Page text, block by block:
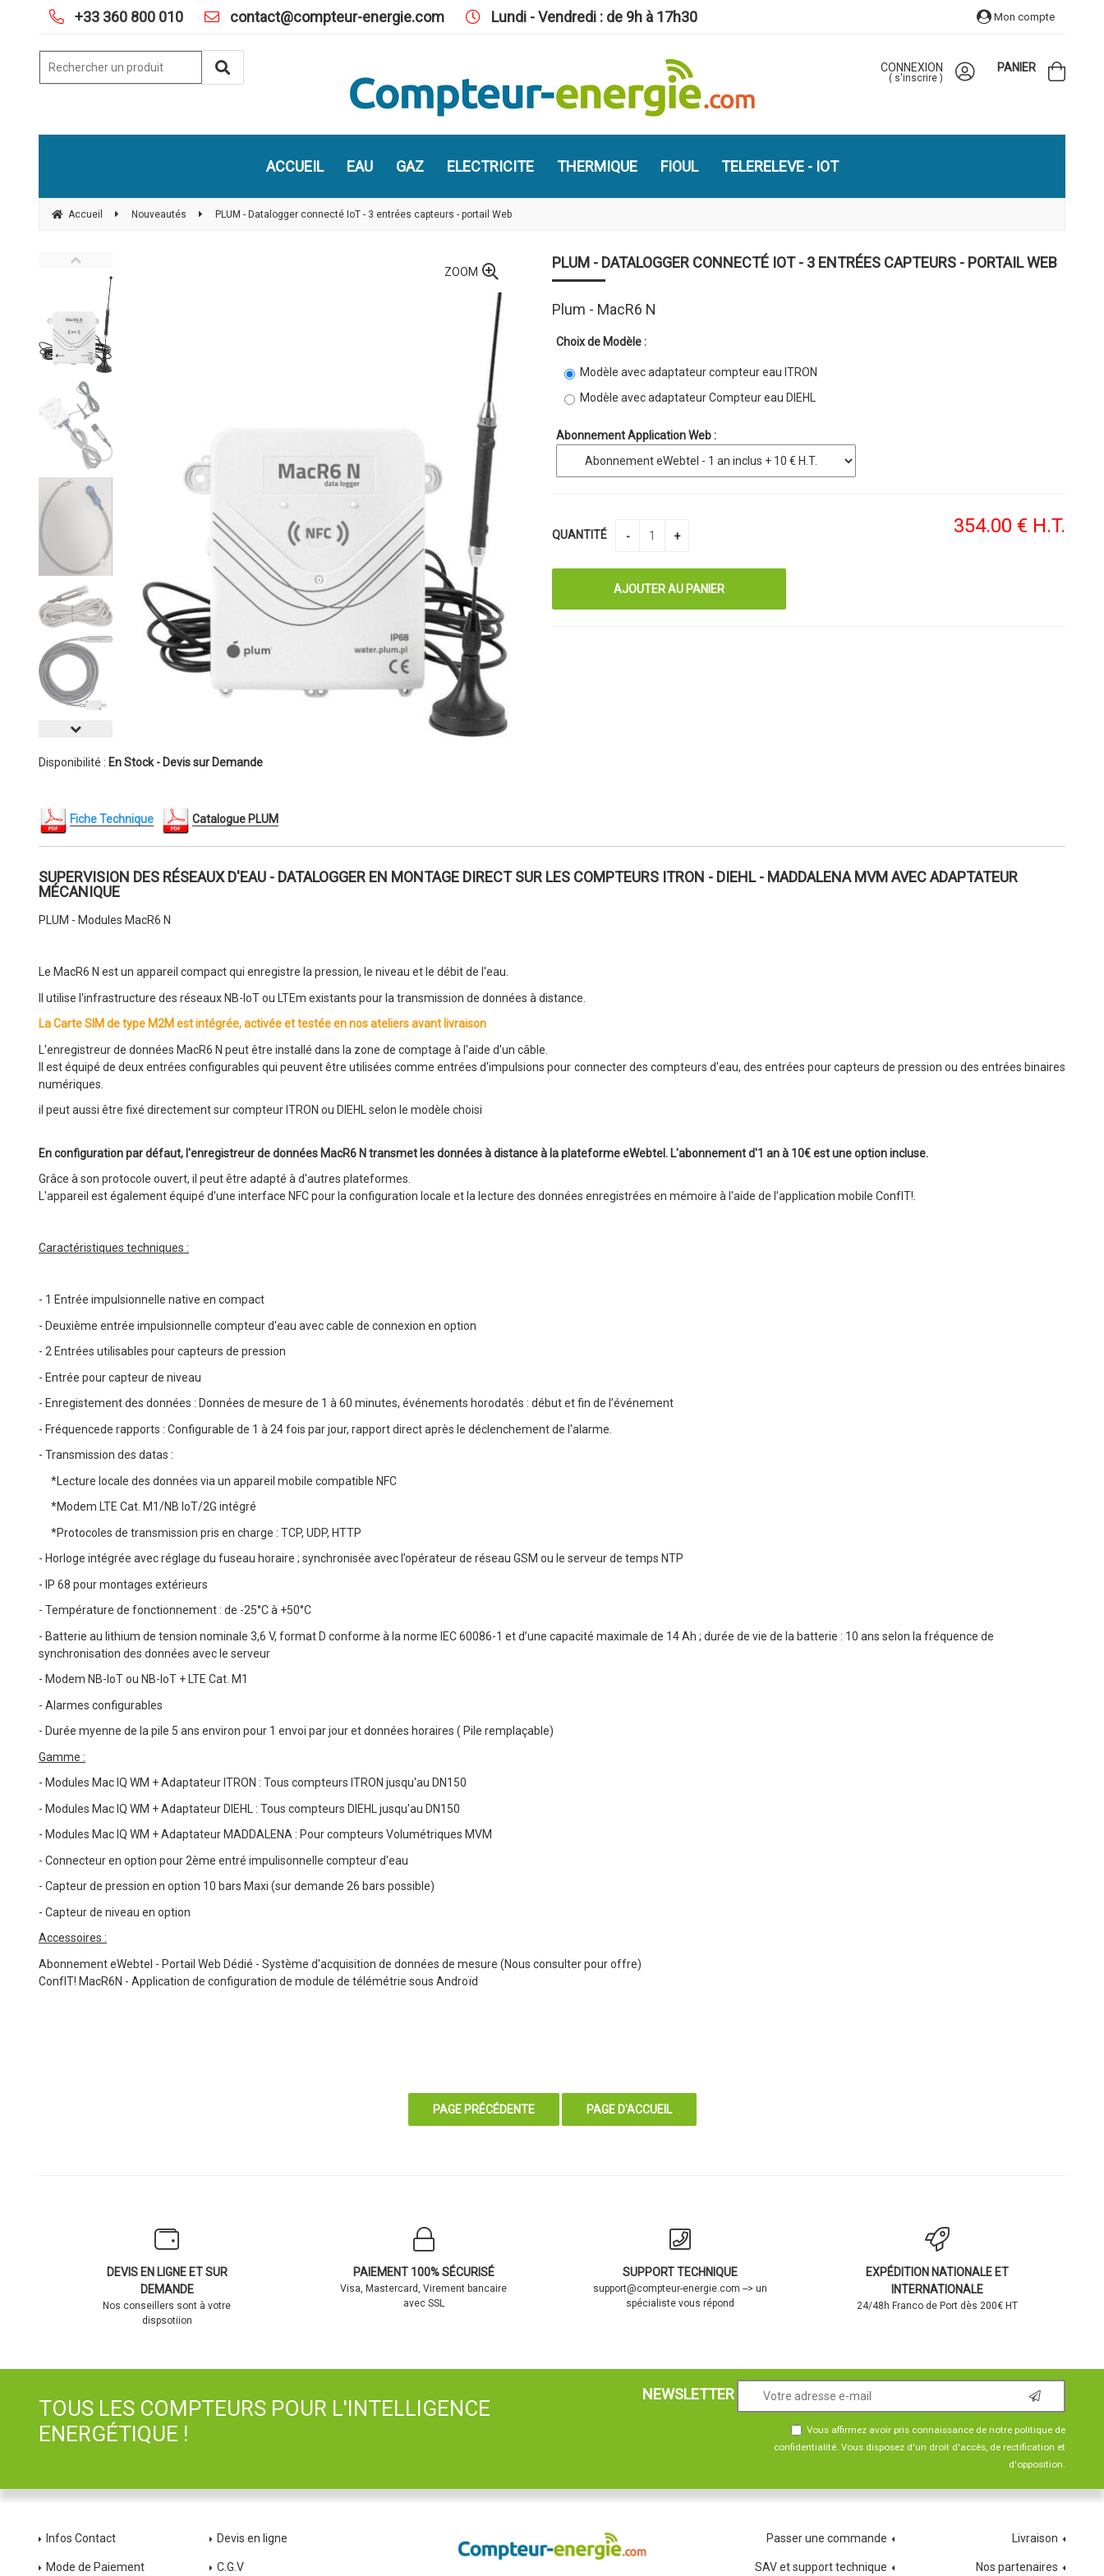
CONNEXION
( s'inscrire )
PANIER
ACCUEIL EAU GAZ ELECTRICITE THERMIQUE FIOUL TELERELEVE - IOT
Accueil Nouveautés PLUM - Datalogger connecté IoT - 3 entrées capteurs - portail Web
ZOOM
PLUM - DATALOGGER CONNECTÉ IOT - 3 ENTRÉES CAPTEURS - PORTAIL WEB
Plum - MacR6 N
Choix de Modèle :
Modèle avec adaptateur compteur eau ITRON
Modèle avec adaptateur Compteur eau DIEHL
Abonnement Application Web :
354.00 € H.T.
QUANTITÉ
Disponibilité : En Stock - Devis sur Demande
Fiche Technique Catalogue PLUM
SUPERVISION DES RÉSEAUX D'EAU - DATALOGGER EN MONTAGE DIRECT SUR LES COMPTEURS ITRON - DIEHL - MADDALENA MVM AVEC ADAPTATEUR
MÉCANIQUE
PLUM - Modules MacR6 N
Le MacR6 N est un appareil compact qui enregistre la pression, le niveau et le débit de l'eau.
Il utilise l'infrastructure des réseaux NB-IoT ou LTEm existants pour la transmission de données à distance.
La Carte SIM de type M2M est intégrée, activée et testée en nos ateliers avant livraison
L'enregistreur de données MacR6 N peut être installé dans la zone de comptage à l'aide d'un câble.
Il est équipé de deux entrées configurables qui peuvent être utilisées comme entrées d'impulsions pour connecter des compteurs d'eau, des entrées pour capteurs de pression ou des entrées binaires
numériques.
il peut aussi être fixé directement sur compteur ITRON ou DIEHL selon le modèle choisi
En configuration par défaut, l'enregistreur de données MacR6 N transmet les données à distance à la plateforme eWebtel. L'abonnement d'1 an à 10€ est une option incluse.
Grâce à son protocole ouvert, il peut être adapté à d'autres plateformes.
L'appareil est également équipé d'une interface NFC pour la configuration locale et la lecture des données enregistrées en mémoire à l'aide de l'application mobile ConfIT!.
Caractéristiques techniques :
- 1 Entrée impulsionnelle native en compact
- Deuxième entrée impulsionnelle compteur d'eau avec cable de connexion en option
- 2 Entrées utilisables pour capteurs de pression
- Entrée pour capteur de niveau
- Enregistement des données : Données de mesure de 1 à 60 minutes, événements horodatés : début et fin de l’événement
- Fréquencede rapports : Configurable de 1 à 24 fois par jour, rapport direct après le déclenchement de l'alarme.
- Transmission des datas :
*Lecture locale des données via un appareil mobile compatible NFC
*Modem LTE Cat. M1/NB IoT/2G intégré
*Protocoles de transmission pris en charge : TCP, UDP, HTTP
- Horloge intégrée avec réglage du fuseau horaire ; synchronisée avec l’opérateur de réseau GSM ou le serveur de temps NTP
- IP 68 pour montages extérieurs
- Température de fonctionnement : de -25°C à +50°C
- Batterie au lithium de tension nominale 3,6 V, format D conforme à la norme IEC 60086-1 et d’une capacité maximale de 14 Ah ; durée de vie de la batterie : 10 ans selon la fréquence de
synchronisation des données avec le serveur
- Modem NB-IoT ou NB-IoT + LTE Cat. M1
- Alarmes configurables
- Durée myenne de la pile 5 ans environ pour 1 envoi par jour et données horaires ( Pile remplaçable)
Gamme :
- Modules Mac IQ WM + Adaptateur ITRON : Tous compteurs ITRON jusqu'au DN150
- Modules Mac IQ WM + Adaptateur DIEHL : Tous compteurs DIEHL jusqu'au DN150
- Modules Mac IQ WM + Adaptateur MADDALENA : Pour compteurs Volumétriques MVM
- Connecteur en option pour 2ème entré impulisonnelle compteur d'eau
- Capteur de pression en option 10 bars Maxi (sur demande 26 bars possible)
- Capteur de niveau en option
Accessoires :
Abonnement eWebtel - Portail Web Dédié - Système d'acquisition de données de mesure (Nous consulter pour offre)
ConfIT! MacR6N - Application de configuration de module de télémétrie sous Androïd
+33 360 800 010 contact@compteur-energie.com Lundi - Vendredi : de 9h à 17h30 Mon compte
DEVIS EN LIGNE ET SUR
DEMANDE
Nos conseillers sont à votre
dispsotiion
PAIEMENT 100% SÉCURISÉ
Visa, Mastercard, Virement bancaire
avec SSL
SUPPORT TECHNIQUE
support@compteur-energie.com --> un
spécialiste vous répond
EXPÉDITION NATIONALE ET
INTERNATIONALE
24/48h Franco de Port dès 200€ HT
TOUS LES COMPTEURS POUR L'INTELLIGENCE
ENERGÉTIQUE !
NEWSLETTER
Vous affirmez avoir pris connaissance de notre politique de
confidentialité. Vous disposez d'un droit d'accès, de rectification et
d'opposition.
Infos Contact Devis en ligne
Mode de Paiement C.G.V
Passer une commande Livraison
SAV et support technique Nos partenaires